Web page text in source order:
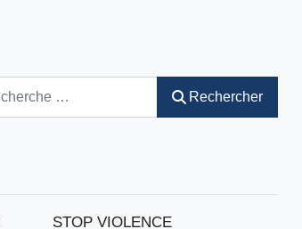
Rechercher
STOP VIOLENCE